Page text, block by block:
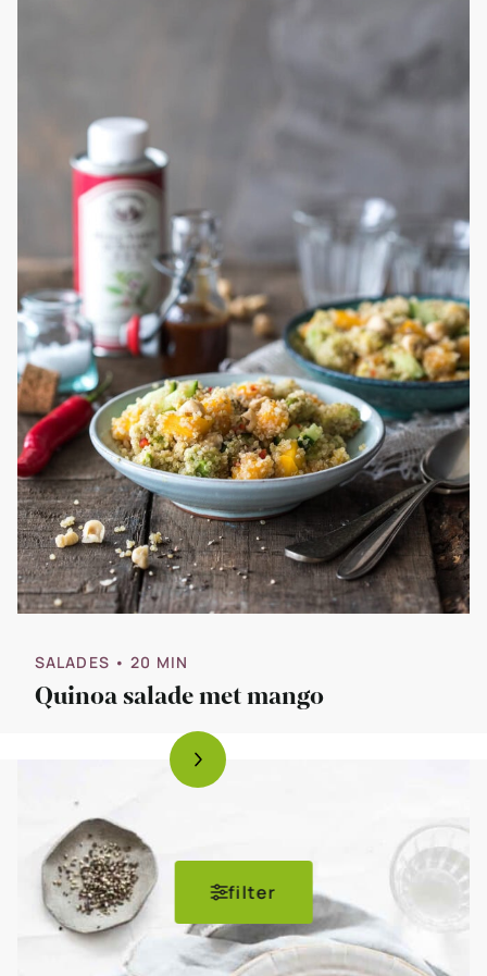
SALADES • 20 MIN
Quinoa salade met mango
filter